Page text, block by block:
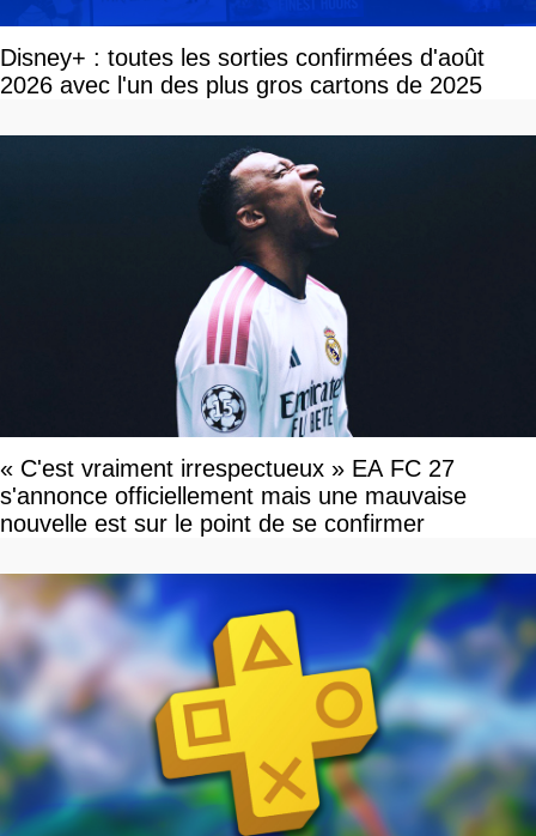
Disney+ : toutes les sorties confirmées d'août
2026 avec l'un des plus gros cartons de 2025
« C'est vraiment irrespectueux » EA FC 27
s'annonce officiellement mais une mauvaise
nouvelle est sur le point de se confirmer